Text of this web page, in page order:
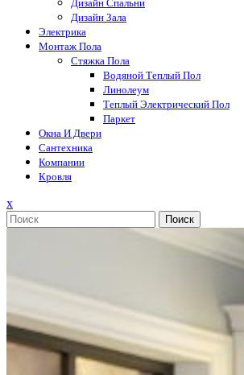
Дизайн Спальни
Дизайн Зала
Электрика
Монтаж Пола
Стяжка Пола
Водяной Теплый Пол
Линолеум
Теплый Электрический Пол
Паркет
Окна И Двери
Сантехника
Компании
Кровля
xЗакрыть
меню
Поиск